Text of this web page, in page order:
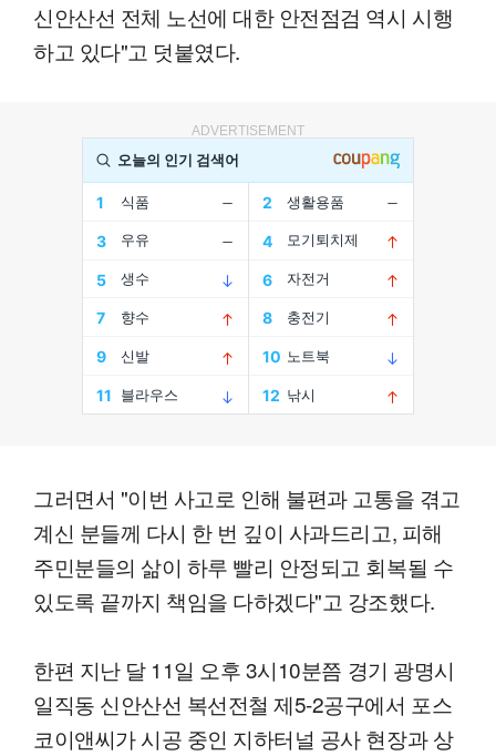
신안산선 전체 노선에 대한 안전점검 역시 시행
하고 있다"고 덧붙였다.
ADVERTISEMENT
그러면서 "이번 사고로 인해 불편과 고통을 겪고
계신 분들께 다시 한 번 깊이 사과드리고, 피해
주민분들의 삶이 하루 빨리 안정되고 회복될 수
있도록 끝까지 책임을 다하겠다"고 강조했다.
한편 지난 달 11일 오후 3시10분쯤 경기 광명시
일직동 신안산선 복선전철 제5-2공구에서 포스
코이앤씨가 시공 중인 지하터널 공사 현장과 상